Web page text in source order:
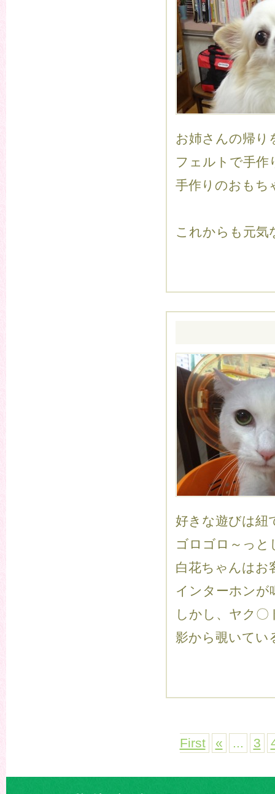
お姉さんの帰り
フェルトで手
手作りのおもち
これからも元
好きな遊びは
ゴロゴロ～っと
白花ちゃんはお
インターホンが
しかし、ヤク
影から覗いてい
First « ... 3